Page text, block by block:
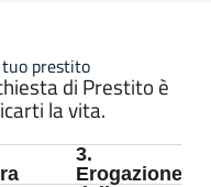
tuo prestito
di Prestito è
la vita.
3.
Erogazione